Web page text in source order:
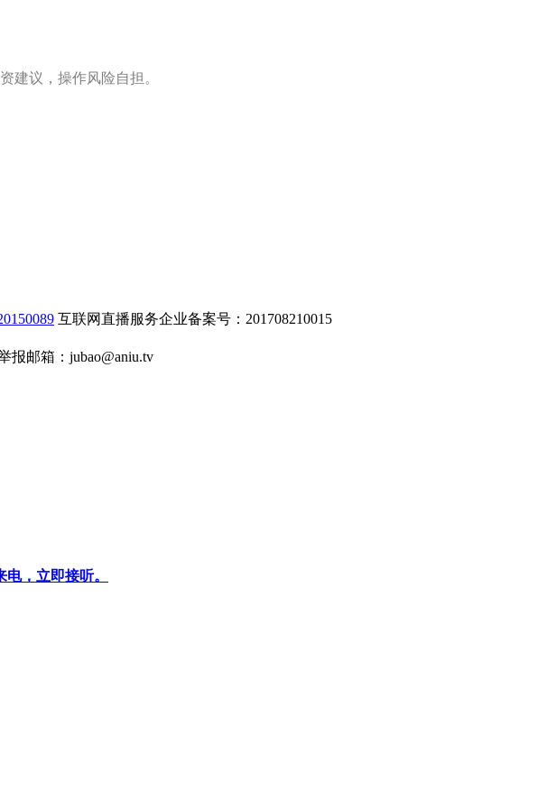
建议，操作风险自担。
互联网直播服务企业备案号：201708210015
报邮箱： jubao@aniu.tv
，立即接听。